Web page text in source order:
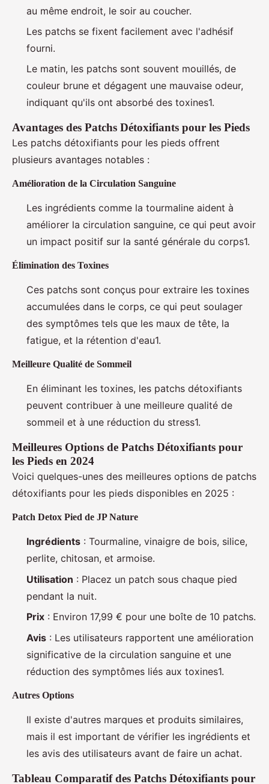
au même endroit, le soir au coucher.
Les patchs se fixent facilement avec l'adhésif
fourni.
Le matin, les patchs sont souvent mouillés, de
couleur brune et dégagent une mauvaise odeur,
indiquant qu'ils ont absorbé des toxines1.
Avantages des Patchs Détoxifiants pour les Pieds
Les patchs détoxifiants pour les pieds offrent
plusieurs avantages notables :
Amélioration de la Circulation Sanguine
Les ingrédients comme la tourmaline aident à
améliorer la circulation sanguine, ce qui peut avoir
un impact positif sur la santé générale du corps1.
Élimination des Toxines
Ces patchs sont conçus pour extraire les toxines
accumulées dans le corps, ce qui peut soulager
des symptômes tels que les maux de tête, la
fatigue, et la rétention d'eau1.
Meilleure Qualité de Sommeil
En éliminant les toxines, les patchs détoxifiants
peuvent contribuer à une meilleure qualité de
sommeil et à une réduction du stress1.
Meilleures Options de Patchs Détoxifiants pour
les Pieds en 2024
Voici quelques-unes des meilleures options de patchs
détoxifiants pour les pieds disponibles en 2025 :
Patch Detox Pied de JP Nature
Ingrédients : Tourmaline, vinaigre de bois, silice,
perlite, chitosan, et armoise.
Utilisation : Placez un patch sous chaque pied
pendant la nuit.
Prix : Environ 17,99 € pour une boîte de 10 patchs.
Avis : Les utilisateurs rapportent une amélioration
significative de la circulation sanguine et une
réduction des symptômes liés aux toxines1.
Autres Options
Il existe d'autres marques et produits similaires,
mais il est important de vérifier les ingrédients et
les avis des utilisateurs avant de faire un achat.
Tableau Comparatif des Patchs Détoxifiants pour